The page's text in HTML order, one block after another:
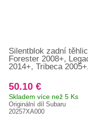
Silentblok zadní
Forester 2008+,
2014+, Tribeca
50.10 €
Skladem více než 5 Ks
Originální díl Subaru
20257XA000